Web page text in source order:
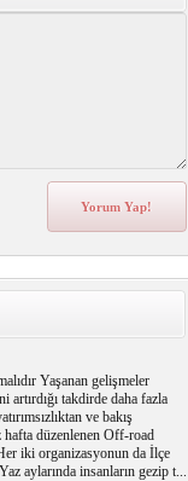
Yaşanan gelişmeler
takdirde daha fazla
ve bakış
hafta düzenlenen Off-road
iki organizasyonun da İlçe
aylarında insanların gezip t...